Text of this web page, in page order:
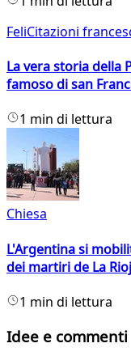
FeliCitazioni
La vera storia
famoso di san
1 min di lettura
Chiesa
L'Argentina si
dei martiri de La
1 min di lettura
Idee e commenti